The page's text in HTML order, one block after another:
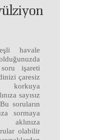
havale
işareti
çaresiz
sayısız
soruların
sormaya
aklınıza
olabilir